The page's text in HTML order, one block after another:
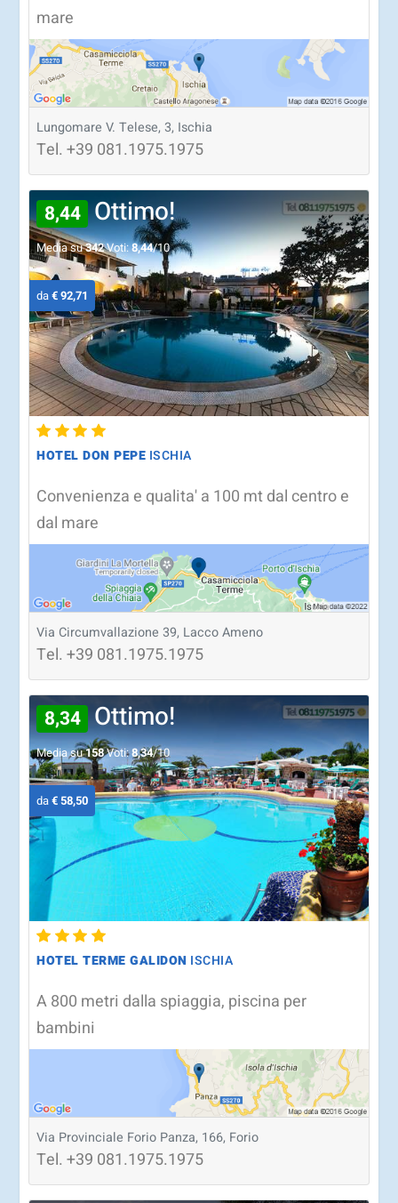
mare
Lungomare V. Telese, 3, Ischia
Tel.+39 081.1975.1975
8,44 Ottimo!
Media su342Voti:8,44/10
da€ 92,71
HOTEL DON PEPE ISCHIA
Convenienza e qualita' a 100 mt dal centro e
dal mare
Via Circumvallazione 39, Lacco Ameno
Tel.+39 081.1975.1975
8,34 Ottimo!
Media su158Voti:8,34/10
da€ 58,50
HOTEL TERME GALIDON ISCHIA
A 800 metri dalla spiaggia, piscina per
bambini
Via Provinciale Forio Panza, 166, Forio
Tel.+39 081.1975.1975